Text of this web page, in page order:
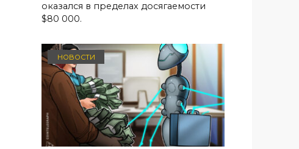
оказался в пределах досягаемости
$80 000.
НОВОСТИ